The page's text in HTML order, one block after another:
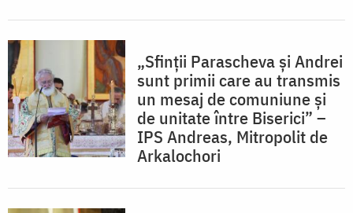
„Sfinții Parascheva și Andrei
sunt primii care au transmis
un mesaj de comuniune și
de unitate între Biserici” –
IPS Andreas, Mitropolit de
Arkalochori